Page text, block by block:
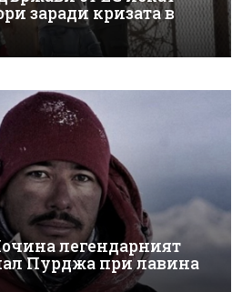
заради кризата в
легендарният
Пурджа при лавина